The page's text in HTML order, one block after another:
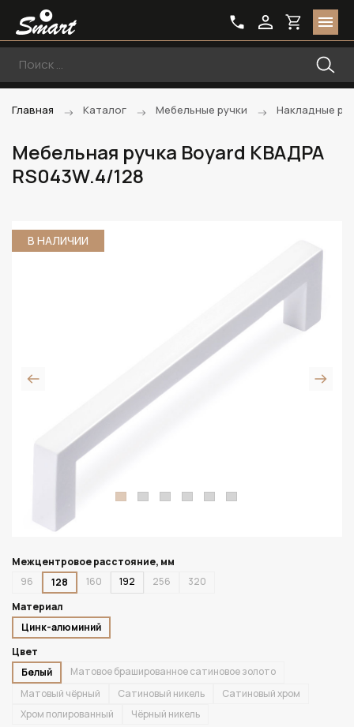
Главная Каталог Мебельные ручки Накладные
Мебельная ручка Boyard КВАДРА
RS043W.4/128
В НАЛИЧИИ
Межцентровое расстояние, мм
96
128 160 192 256
320
Материал
Цинк-алюминий
Цвет
Белый
Матовое брашированное сатиновое золото
Матовый чёрный
Сатиновый никель
Сатиновый хром
Хром полированный
Чёрный никель